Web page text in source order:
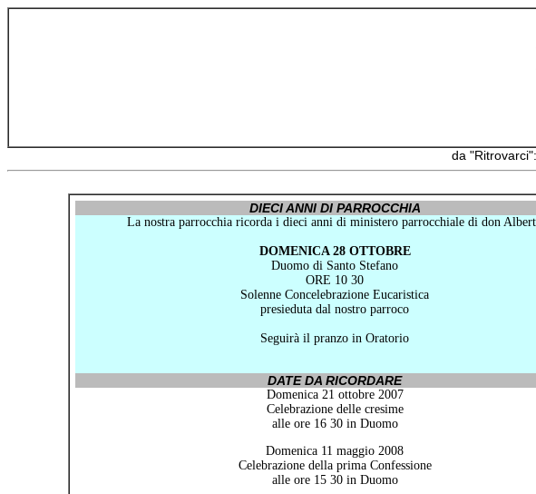
da
DIECI ANNI DI PARROCCHIA
La nostra parrocchia ricorda i dieci anni di ministero parrocchiale di don
DOMENICA 28 OTTOBRE
Duomo di Santo Stefano
ORE 10 30
Solenne Concelebrazione Eucaristica
presieduta dal nostro parroco
Seguirà il pranzo in Oratorio
DATE DA RICORDARE
Domenica 21 ottobre 2007
Celebrazione delle cresime
alle ore 16 30 in Duomo
Domenica 11 maggio 2008
Celebrazione della prima Confessione
alle ore 15 30 in Duomo